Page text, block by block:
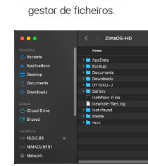
gestor de ficheiros.